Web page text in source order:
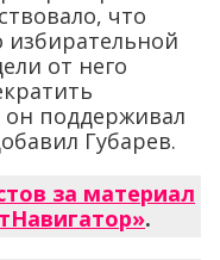
что
от него
поддерживал
Губарев.
за материал
.